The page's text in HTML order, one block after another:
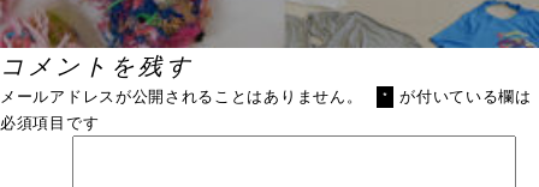
コメントを残す
メールアドレスが公開されることはありません。 *
が付いている欄は
必須項目です